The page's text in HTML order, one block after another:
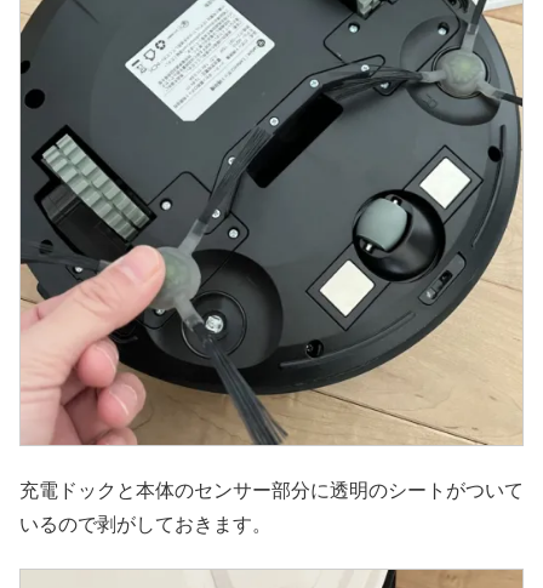
充電ドックと本体のセンサー部分に透明のシートがついて
いるので剥がしておきます。